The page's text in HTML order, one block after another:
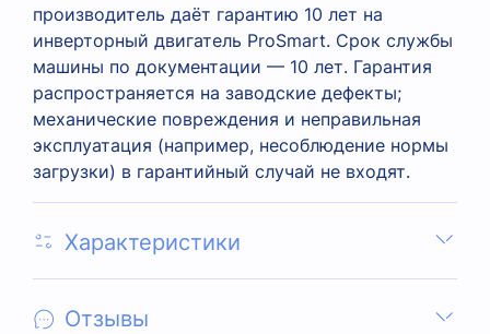
производитель даёт гарантию 10 лет на
инверторный двигатель ProSmart. Срок службы
машины по документации — 10 лет. Гарантия
распространяется на заводские дефекты;
механические повреждения и неправильная
эксплуатация (например, несоблюдение нормы
загрузки) в гарантийный случай не входят.
Характеристики
Отзывы